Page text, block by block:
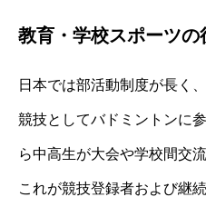
教育・学校スポーツの
日本では部活動制度が長く
競技としてバドミントンに
ら中高生が大会や学校間交
これが競技登録者および継